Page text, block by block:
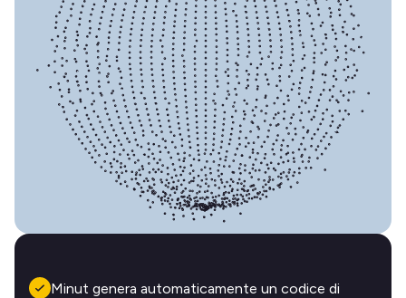
Minut genera automaticamente un codice di